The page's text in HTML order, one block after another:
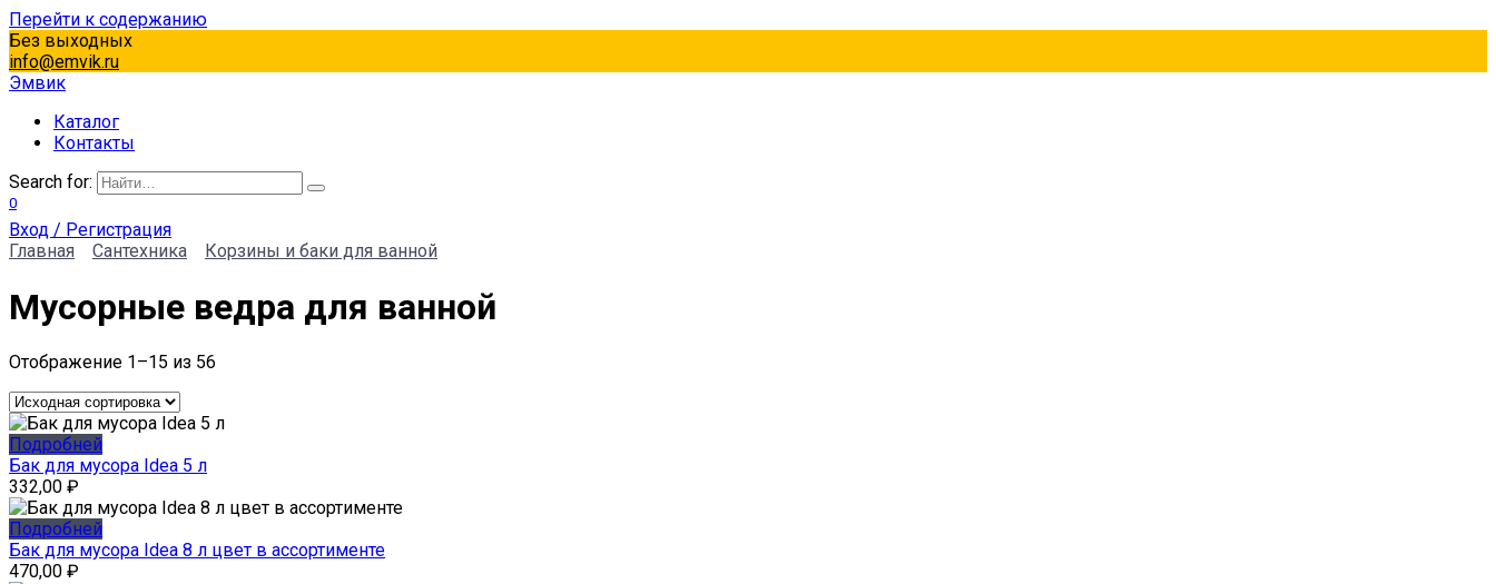
Перейти к содержанию
Без выходных
info@emvik.ru
Эмвик
Каталог
Контакты
Search for:
0
Вход / Регистрация
Главная
Сантехника Корзины и баки для ванной
Мусорные ведра для ванной
Отображение 1–15 из 56
Подробней
Бак для мусора Idea 5 л
332,00 ₽
Подробней
Бак для мусора Idea 8 л цвет в ассортименте
470,00 ₽